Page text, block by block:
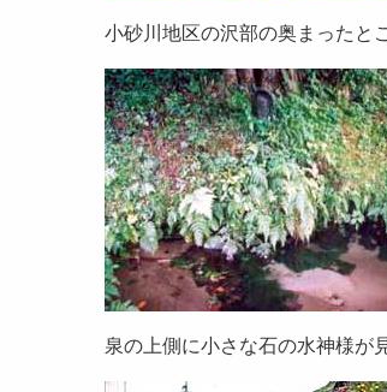
小砂川地区の沢部の奥まったと
泉の上側に小さな石の水神様が